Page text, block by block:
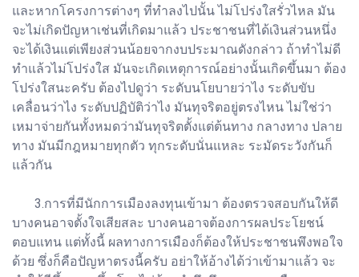
และหากโครงการต่างๆ ที่ทำลงไปนั้น ไม่โปร่งใสรั่วไหล มัน
จะไม่เกิดปัญหาเช่นที่เกิดมาแล้ว ประชาชนที่ได้เงินส่วนหนึ่ง
จะได้เงินแต่เพียงส่วนน้อยจากงบประมาณดังกล่าว ถ้าทำไม่ดี
ทำแล้วไม่โปร่งใส มันจะเกิดเหตุการณ์อย่างนั้นเกิดขึ้นมา ต้อง
โปร่งใสนะครับ ต้องไปดูว่า ระดับนโยบายว่าไง ระดับขับ
เคลื่อนว่าไง ระดับปฏิบัติว่าไง มันทุจริตอยู่ตรงไหน ไม่ใช่ว่า
เหมาจ่ายกันทั้งหมดว่ามันทุจริตตั้งแต่ต้นทาง กลางทาง ปลาย
ทาง มันมีกฎหมายทุกตัว ทุกระดับนั่นแหละ ระมัดระวังกันก็
แล้วกัน
3.การที่มีนักการเมืองลงทุนเข้ามา ต้องตรวจสอบกันให้ดี
บางคนอาจตั้งใจเสียสละ บางคนอาจต้องการผลประโยชน์
ตอบแทน แต่ทั้งนี้ ผลทางการเมืองก็ต้องให้ประชาชนพึงพอใจ
ด้วย ซึ่งก็คือปัญหาตรงนี้ครับ อย่าให้อ้างได้ว่าเข้ามาแล้ว จะ